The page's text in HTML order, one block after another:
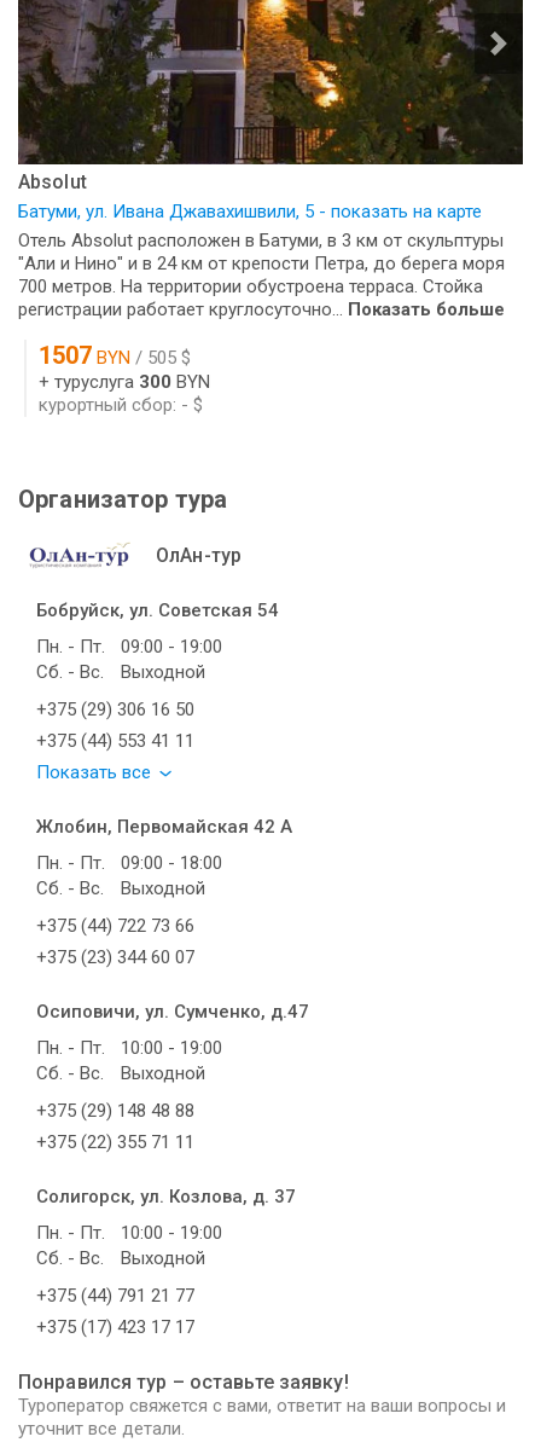
Absolut
Батуми, ул. Ивана Джавахишвили, 5 - показать на карте
Отель Absolut расположен в Батуми, в 3 км от скульптуры
"Али и Нино" и в 24 км от крепости Петра, до берега моря
700 метров. На территории обустроена терраса. Стойка
регистрации работает круглосуточно... Показать больше
1507 BYN / 505 $
+ туруслуга 300 BYN
курортный сбор: - $
Организатор тура
ОлАн-тур
Бобруйск, ул. Советская 54
Пн. - Пт.
09:00 - 19:00
Сб. - Вс.
Выходной
+375 (29) 306 16 50
+375 (44) 553 41 11
Показать все
Жлобин, Первомайская 42 А
Пн. - Пт.
09:00 - 18:00
Сб. - Вс.
Выходной
+375 (44) 722 73 66
+375 (23) 344 60 07
Осиповичи, ул. Сумченко, д.47
Пн. - Пт.
10:00 - 19:00
Сб. - Вс.
Выходной
+375 (29) 148 48 88
+375 (22) 355 71 11
Солигорск, ул. Козлова, д. 37
Пн. - Пт.
10:00 - 19:00
Сб. - Вс.
Выходной
+375 (44) 791 21 77
+375 (17) 423 17 17
Понравился тур – оставьте заявку!
Туроператор свяжется с вами, ответит на ваши вопросы и
уточнит все детали.